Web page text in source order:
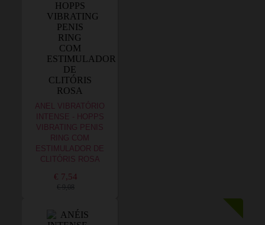
ANEL VIBRATÓRIO
INTENSE - HOPPS
VIBRATING PENIS
RING COM
ESTIMULADOR DE
CLITÓRIS ROSA
€ 7,54
€ 9,08